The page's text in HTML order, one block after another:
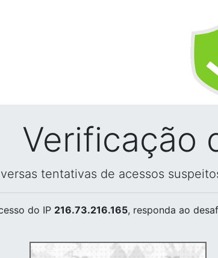
Verificação
tentativas de acessos
do IP 216.73.216.165, responda ao